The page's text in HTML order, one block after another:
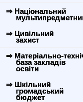
⇒ Національний
⇒ Цивільний
захист
⇒ Матеріально-
база закладів
освіти
⇒ Шкільний
громадський
бюджет